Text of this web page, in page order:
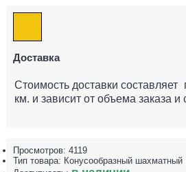
Доставка
Стоимость доставки
км. и зависит от объема заказа и
Просмотров: 4119
Тип товара: Конусообразный шахматный